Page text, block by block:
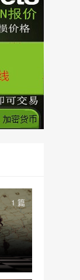
1 篇